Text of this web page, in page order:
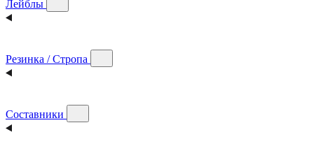
Лейблы
Резинка / Стропа
Составники